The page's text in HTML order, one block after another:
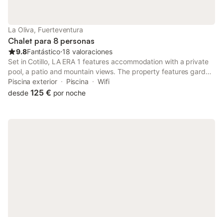
La Oliva, Fuerteventura
Chalet para 8 personas
9.8Fantástico⋅18 valoraciones
Set in Cotillo, LA ERA 1 features accommodation with a private
pool, a patio and mountain views. The property features garden
and inner courtyard views, and is 2.3 km from Playa del Castillo.
Piscina exterior Piscina
Wifi
desde 125 € por noche